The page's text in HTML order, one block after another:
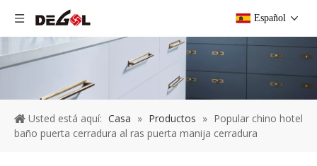
Español
Usted está aquí: Casa » Productos » Popular chino hotel
baño puerta cerradura al ras puerta manija cerradura